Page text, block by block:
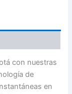
con nuestras
de
en